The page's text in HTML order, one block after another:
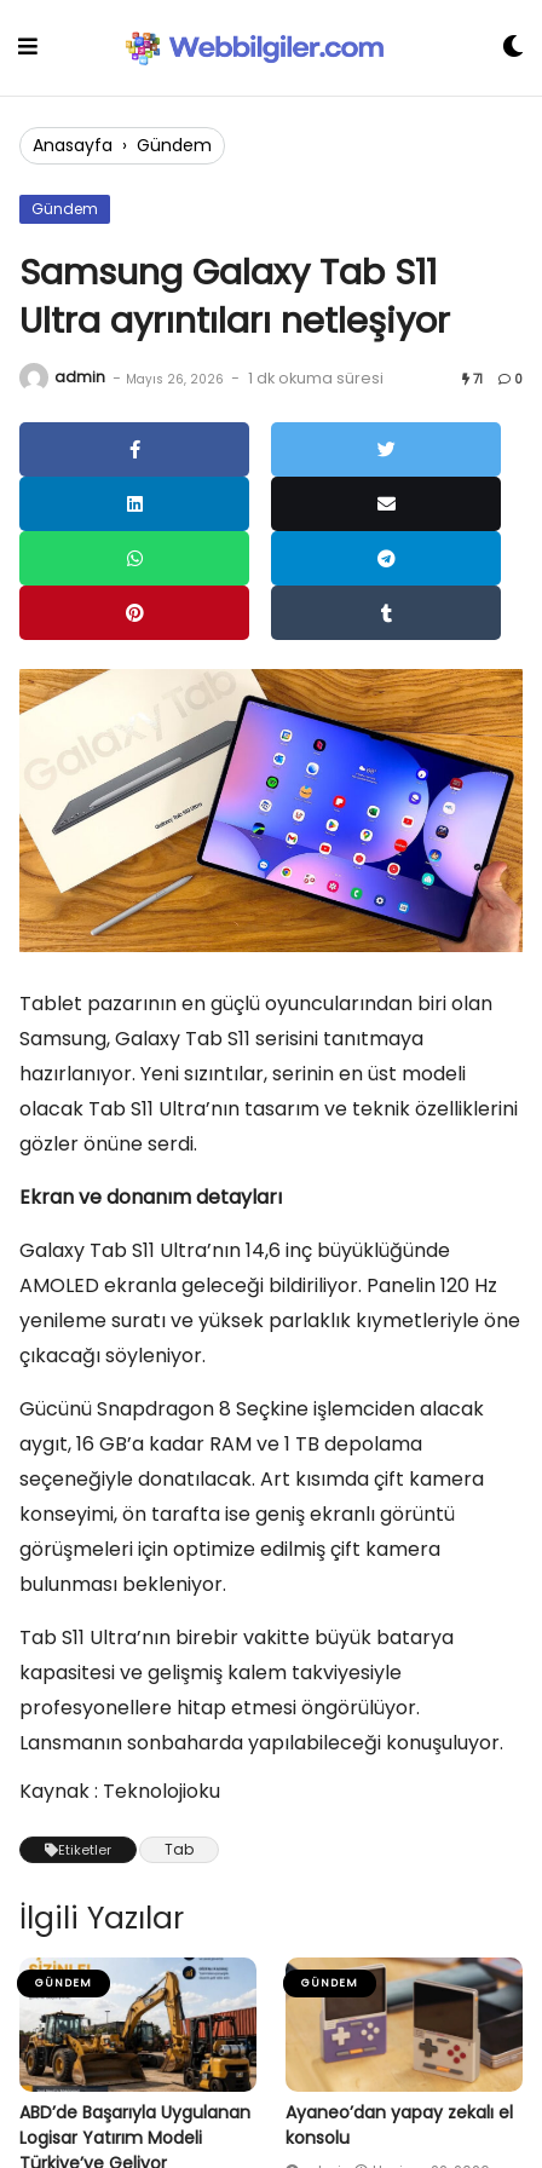
Anasayfa › Gündem
Gündem
Samsung Galaxy Tab S11
Ultra ayrıntıları netleşiyor
admin - Mayıs 26, 2026 - 1 dk okuma süresi 71 0
Tablet pazarının en güçlü oyuncularından biri olan
Samsung, Galaxy Tab S11 serisini tanıtmaya
hazırlanıyor. Yeni sızıntılar, serinin en üst modeli
olacak Tab S11 Ultra’nın tasarım ve teknik özelliklerini
gözler önüne serdi.
Ekran ve donanım detayları
Galaxy Tab S11 Ultra’nın 14,6 inç büyüklüğünde
AMOLED ekranla geleceği bildiriliyor. Panelin 120 Hz
yenileme suratı ve yüksek parlaklık kıymetleriyle öne
çıkacağı söyleniyor.
Gücünü Snapdragon 8 Seçkine işlemciden alacak
aygıt, 16 GB’a kadar RAM ve 1 TB depolama
seçeneğiyle donatılacak. Art kısımda çift kamera
konseyimi, ön tarafta ise geniş ekranlı görüntü
görüşmeleri için optimize edilmiş çift kamera
bulunması bekleniyor.
Tab S11 Ultra’nın birebir vakitte büyük batarya
kapasitesi ve gelişmiş kalem takviyesiyle
profesyonellere hitap etmesi öngörülüyor.
Lansmanın sonbaharda yapılabileceği konuşuluyor.
Kaynak : Teknolojioku
Etiketler Tab
İlgili Yazılar
GÜNDEM
ABD’de Başarıyla Uygulanan
Logisar Yatırım Modeli
GÜNDEM
Ayaneo’dan yapay zekalı el
konsolu